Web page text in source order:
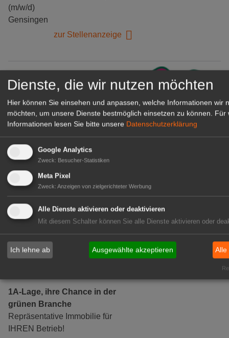
(m/w/d)
Gensingen
zur Stellenanzeige
Gärtnerei Hanns
Mitarbeiter (m/w/d) für unsere
Herongen
GABOT Immobilienangebote
1A-Lage, ihre Chance in der
grünen Branche
Repräsentative Immobilie für
IHREN Betrieb!
Dienste, die wir nutzen möchten
Hier können Sie einsehen und anpassen, welche Informationen wir
möchten, um unsere Dienste bestmöglich einsetzen zu können.
Für
Informationen lesen Sie bitte unsere Datenschutzerklärung
Google Analytics
Zweck: Besucher-Statistiken
Meta Pixel
Zweck: Anzeigen von zielgerichteter Werbung
Alle Dienste aktivieren oder deaktivieren
Mit diesem Schalter können Sie alle Dienste aktivieren oder
Ich lehne ab Ausgewählte akzeptieren Alle